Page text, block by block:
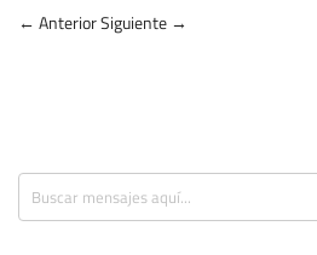
← AnteriorSiguiente →
Search